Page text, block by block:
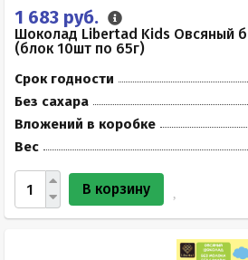
1 683 руб.
Шоколад Libertad Kids Овсяный
(блок 10шт по 65г)
Срок годности
Без сахара
Вложений в коробке
Вес
В корзину